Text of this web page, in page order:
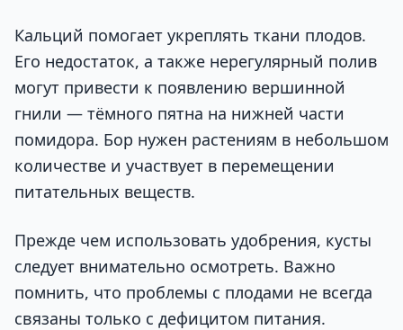
Кальций помогает укреплять ткани плодов.
Его недостаток, а также нерегулярный полив
могут привести к появлению вершинной
гнили — тёмного пятна на нижней части
помидора. Бор нужен растениям в небольшом
количестве и участвует в перемещении
питательных веществ.
Прежде чем использовать удобрения, кусты
следует внимательно осмотреть. Важно
помнить, что проблемы с плодами не всегда
связаны только с дефицитом питания.